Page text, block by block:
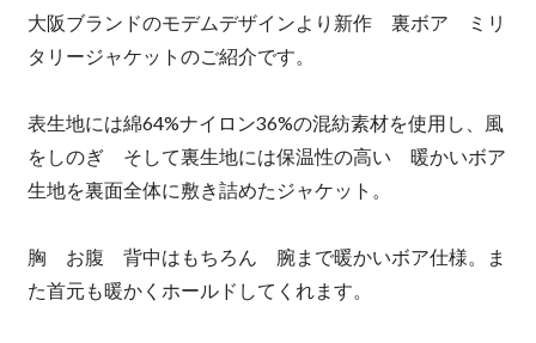
大阪ブランドのモデムデザインより新作 裏ボア ミリ
タリージャケットのご紹介です。
表生地には綿64%ナイロン36%の混紡素材を使用し、風
をしのぎ そして裏生地には保温性の高い 暖かいボア
生地を裏面全体に敷き詰めたジャケット。
胸 お腹 背中はもちろん 腕まで暖かいボア仕様。ま
た首元も暖かくホールドしてくれます。